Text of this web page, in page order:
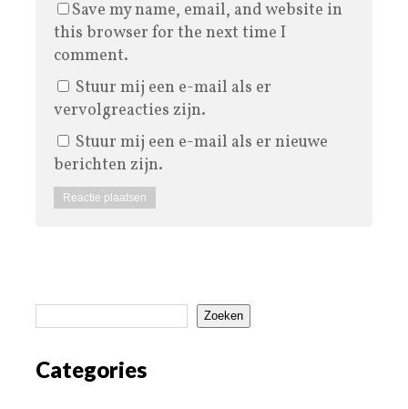
Save my name, email, and website in
this browser for the next time I
comment.
Stuur mij een e-mail als er
vervolgreacties zijn.
Stuur mij een e-mail als er nieuwe
berichten zijn.
Zoeken
Categories